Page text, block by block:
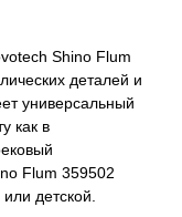
Shino Flum
деталей и
универсальный
как в
Flum 359502
детской.